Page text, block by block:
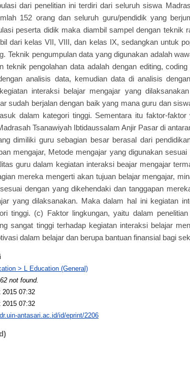
dari penelitian ini terdiri dari seluruh siswa
152 orang dan seluruh guru/pendidik yang
peserta didik maka diambil sampel dengan teknik
dari kelas VII, VIII, dan kelas IX, sedangkan untuk
Teknik pengumpulan data yang digunakan adalah
teknik pengolahan data adalah dengan editing,
analisis data, kemudian data di analisis
interaksi belajar mengajar yang
sudah berjalan dengan baik yang mana guru dan
dalam kategori tinggi. Sementara itu faktor-faktor
Tsanawiyah Ibtidaussalam Anjir Pasar di
dimiliki guru sebagian besar berasal dari
mengajar, Metode mengajar yang digunakan
guru dalam kegiatan interaksi beajar mengajar
mereka mengerti akan tujuan belajar mengajar,
dengan yang dikehendaki dan tanggapan
yang dilaksanakan. Maka dalam hal ini kegiatan
tinggi. (c) Faktor lingkungan, yaitu dalam
sangat tinggi terhadap kegiatan interaksi belajar
dalam belajar dan berupa bantuan finansial bagi
> L Education (General)
not found.
2015 07:32
2015 07:32
antasari.ac.id/id/eprint/2206